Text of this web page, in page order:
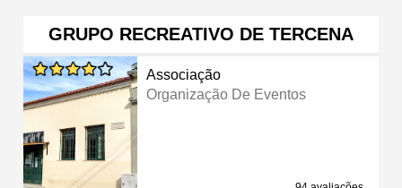
GRUPO RECREATIVO DE TERCENA
Associação
Organização De Eventos